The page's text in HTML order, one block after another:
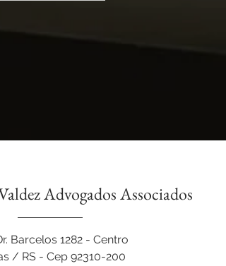
Advogados Associados
Barcelos 1282 - Centro
/ RS - Cep 92310-200